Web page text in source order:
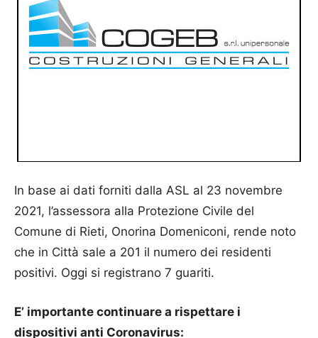
In base ai dati forniti dalla ASL al 23 novembre
2021, l’assessora alla Protezione Civile del
Comune di Rieti, Onorina Domeniconi, rende noto
che in Città sale a 201 il numero dei residenti
positivi. Oggi si registrano 7 guariti.
E’ importante continuare a rispettare i
dispositivi anti Coronavirus: